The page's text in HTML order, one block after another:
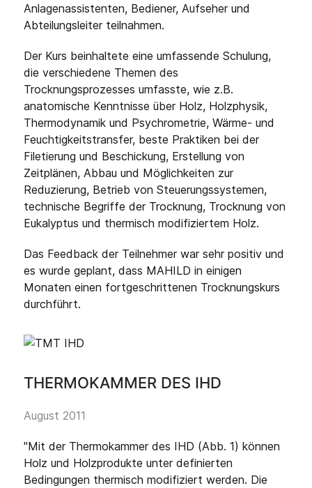
Anlagenassistenten, Bediener, Aufseher und
Abteilungsleiter teilnahmen.
Der Kurs beinhaltete eine umfassende Schulung,
die verschiedene Themen des
Trocknungsprozesses umfasste, wie z.B.
anatomische Kenntnisse über Holz, Holzphysik,
Thermodynamik und Psychrometrie, Wärme- und
Feuchtigkeitstransfer, beste Praktiken bei der
Filetierung und Beschickung, Erstellung von
Zeitplänen, Abbau und Möglichkeiten zur
Reduzierung, Betrieb von Steuerungssystemen,
technische Begriffe der Trocknung, Trocknung von
Eukalyptus und thermisch modifiziertem Holz.
Das Feedback der Teilnehmer war sehr positiv und
es wurde geplant, dass MAHILD in einigen
Monaten einen fortgeschrittenen Trocknungskurs
durchführt.
THERMOKAMMER DES IHD
August 2011
"Mit der Thermokammer des IHD (Abb. 1) können
Holz und Holzprodukte unter definierten
Bedingungen thermisch modifiziert werden. Die